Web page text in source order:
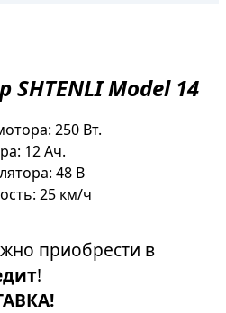
SHTENLI Model 14
250 Вт.
12 Ач.
48 В
25 км/ч
приобрести в
!